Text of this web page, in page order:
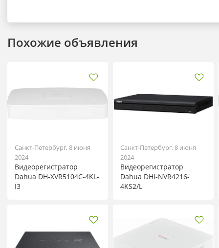
Похожие объявления
Санкт-Петербург, 8 июня
2024
Видеорегистратор
Dahua DH-XVR5104C-4KL-
I3
Санкт-Петербург, 8 июня
2024
Видеорегистратор
Dahua DHI-NVR4216-
4KS2/L